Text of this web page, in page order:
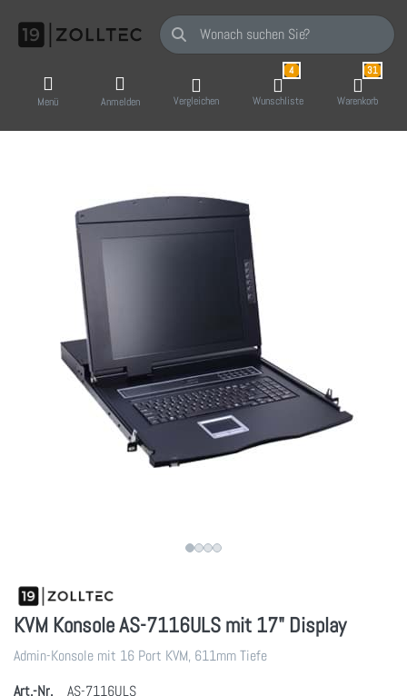
Geben Sie einen Suchbegriff ein. Während
Menü Anmelden Vergleichen
4
Wunschliste
31
Warenkorb
KVM Konsole AS-7116ULS mit 17" Display
Admin-Konsole mit 16 Port KVM, 611mm Tiefe
Art.-Nr.
AS-7116ULS